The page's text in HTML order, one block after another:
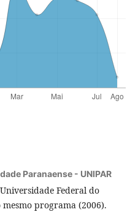
Paranaense - UNIPAR
Federal do
programa (2006).